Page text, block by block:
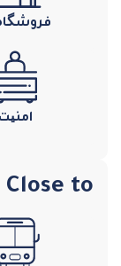
امنیت
Close to